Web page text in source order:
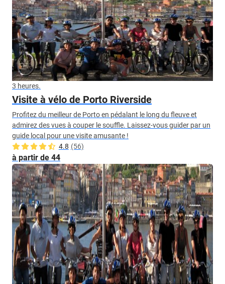
3 heures.
Visite à vélo de Porto Riverside
Profitez du meilleur de Porto en pédalant le long du fleuve et
admirez des vues à couper le souffle. Laissez-vous guider par un
guide local pour une visite amusante !
4.8 (56)
à partir de 44